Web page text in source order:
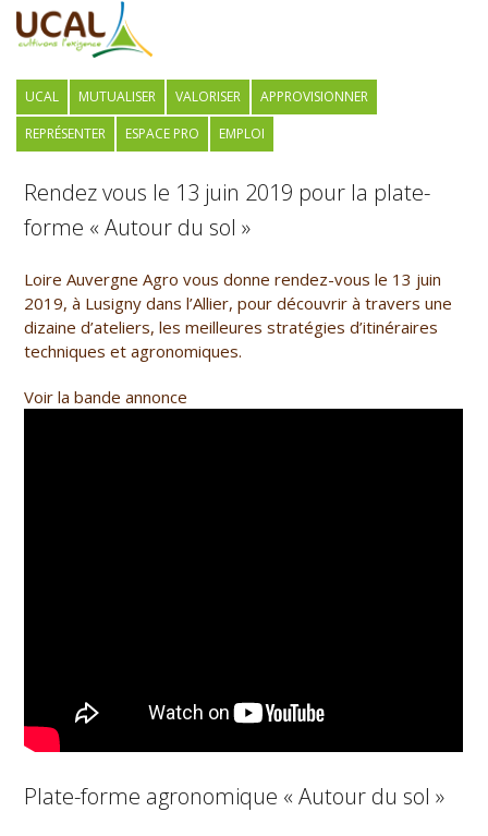
UCAL MUTUALISER VALORISER
APPROVISIONNER
REPRÉSENTER
ESPACE PRO EMPLOI
Rendez vous le 13 juin 2019 pour la plate-
forme « Autour du sol »
Loire Auvergne Agro vous donne rendez-vous le 13 juin
2019, à Lusigny dans l’Allier, pour découvrir à travers une
dizaine d’ateliers, les meilleures stratégies d’itinéraires
techniques et agronomiques.
Voir la bande annonce
Plate-forme agronomique « Autour du sol »